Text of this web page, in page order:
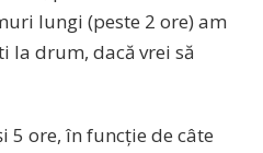
lungi (peste 2 ore) am
la drum, dacă vrei să
5 ore, în funcție de câte